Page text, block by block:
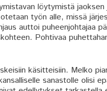
löytymistä jaoksen
työn alle, missä
auttoi puheenjohtajaa
Pohtivaa
käsitteisiin. Melko
sanastolle olisi